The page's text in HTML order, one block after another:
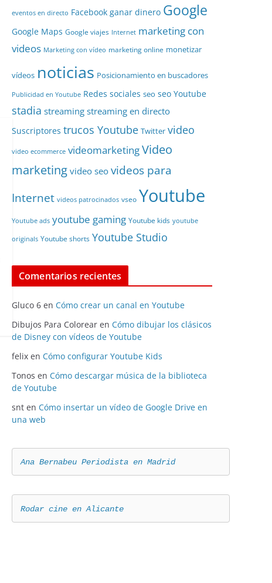
eventos en directo Facebook ganar dinero Google
Google Maps Google viajes Internet marketing con
videos Marketing con vídeo marketing online monetizar
vídeos noticias Posicionamiento en buscadores
Publicidad en Youtube Redes sociales seo seo Youtube
stadia streaming streaming en directo
Suscriptores trucos Youtube Twitter video
video ecommerce videomarketingVideo
marketing video seo videos para
Internet videos patrocinados vseo Youtube
Youtube ads youtube gaming Youtube kids youtube
originals Youtube shorts Youtube Studio
Comentarios recientes
Gluco 6 en Cómo crear un canal en Youtube
Dibujos Para Colorear en Cómo dibujar los clásicos
de Disney con vídeos de Youtube
felix en Cómo configurar Youtube Kids
Tonos en Cómo descargar música de la biblioteca
de Youtube
snt en Cómo insertar un vídeo de Google Drive en
una web
Ana Bernabeu Periodista en Madrid
Rodar cine en Alicante